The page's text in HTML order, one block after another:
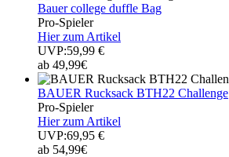
Bauer college duffle Bag
Pro-Spieler
Hier zum Artikel
UVP:59,99 €
ab 49,99€
BAUER Rucksack BTH22 Challenge
Pro-Spieler
Hier zum Artikel
UVP:69,95 €
ab 54,99€